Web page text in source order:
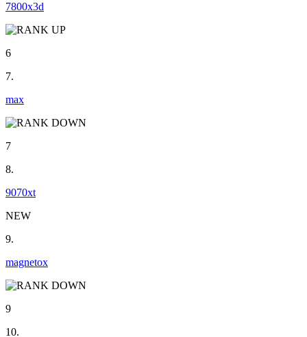
7800x3d
6
7.
max
7
8.
9070xt
NEW
9.
magnetox
9
10.